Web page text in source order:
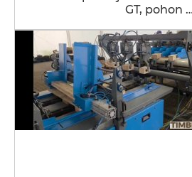
GT, pohon